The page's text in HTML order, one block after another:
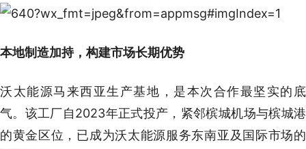
本地制造加持，构建市场长期优势
沃太能源马来西亚生产基地，是本次合作最坚实的底
气。该工厂自2023年正式投产，紧邻槟城机场与槟城港
的黄金区位，已成为沃太能源服务东南亚及国际市场的